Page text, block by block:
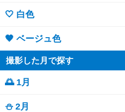
🤍 白色
🤎 ベージュ色
撮影した月で探す
🌅 1月
⛄ 2月